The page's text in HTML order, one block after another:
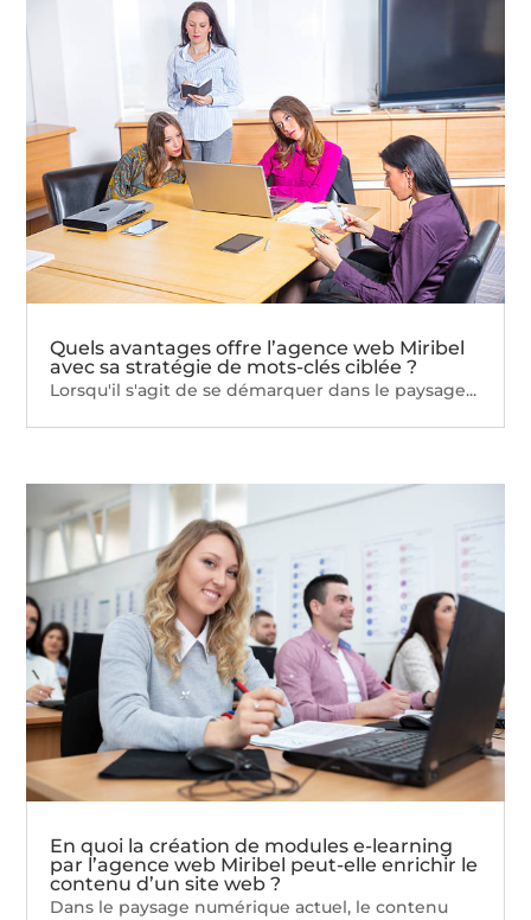
Quels avantages offre l’agence web Miribel
avec sa stratégie de mots-clés ciblée ?
Lorsqu'il s'agit de se démarquer dans le paysage...
En quoi la création de modules e-learning
par l’agence web Miribel peut-elle enrichir le
contenu d’un site web ?
Dans le paysage numérique actuel, le contenu